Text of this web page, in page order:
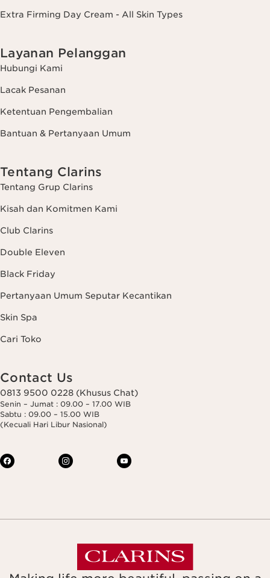
Extra Firming Day Cream - All Skin Types
Layanan Pelanggan
Hubungi Kami
Lacak Pesanan
Ketentuan Pengembalian
Bantuan & Pertanyaan Umum
Tentang Clarins
Tentang Grup Clarins
Kisah dan Komitmen Kami
Club Clarins
Double Eleven
Black Friday
Pertanyaan Umum Seputar Kecantikan
Skin Spa
Cari Toko
Contact Us
0813 9500 0228 (Khusus Chat)
Senin – Jumat : 09.00 – 17.00 WIB
Sabtu : 09.00 – 15.00 WIB
(Kecuali Hari Libur Nasional)